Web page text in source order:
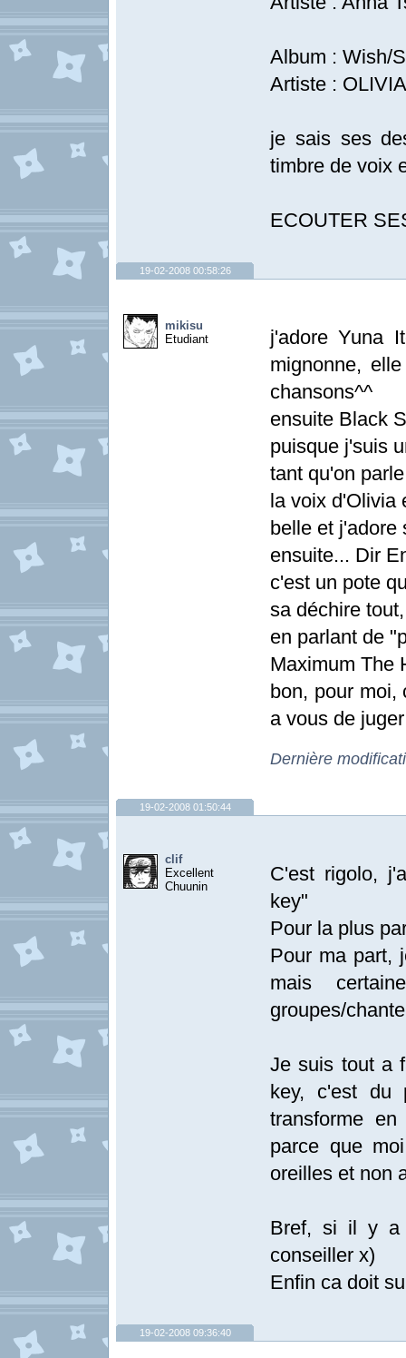
Album : Wish/
Artiste : OLIVIA
je sais ses
timbre de voix
ECOUTER
19-02-2008 00:58:26
mikisu
Etudiant
j'adore Yuna
mignonne,
chansons^^
ensuite Black
puisque j'suis
tant qu'on
la voix d'Olivia
belle et
ensuite... Dir
c'est un pote
sa déchire
en parlant de
Maximum The
bon, pour moi,
a vous de
Dernière
19-02-2008 01:50:44
clif
Excellent
Chuunin
C'est rigolo,
key"
Pour la plus
Pour ma part,
mais
groupes/
Je suis tout a
key, c'est du
transforme
parce que
oreilles et non
Bref, si il y a
conseiller x)
Enfin ca doit
19-02-2008 09:36:40